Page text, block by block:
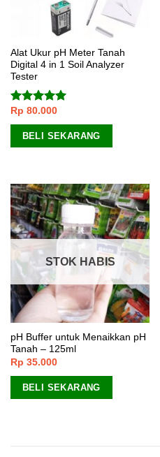
Alat Ukur pH Meter Tanah
Digital 4 in 1 Soil Analyzer
Tester
Dinilai5.00
dari 5
Rp 80.000
BELI SEKARANG
STOK HABIS
pH Buffer untuk Menaikkan pH
Tanah – 125ml
Rp 35.000
BELI SEKARANG